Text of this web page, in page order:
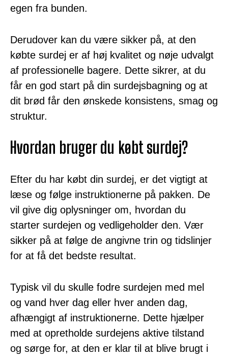
egen fra bunden.
Derudover kan du være sikker på, at den
købte surdej er af høj kvalitet og nøje udvalgt
af professionelle bagere. Dette sikrer, at du
får en god start på din surdejsbagning og at
dit brød får den ønskede konsistens, smag og
struktur.
Hvordan bruger du købt surdej?
Efter du har købt din surdej, er det vigtigt at
læse og følge instruktionerne på pakken. De
vil give dig oplysninger om, hvordan du
starter surdejen og vedligeholder den. Vær
sikker på at følge de angivne trin og tidslinjer
for at få det bedste resultat.
Typisk vil du skulle fodre surdejen med mel
og vand hver dag eller hver anden dag,
afhængigt af instruktionerne. Dette hjælper
med at opretholde surdejens aktive tilstand
og sørge for, at den er klar til at blive brugt i